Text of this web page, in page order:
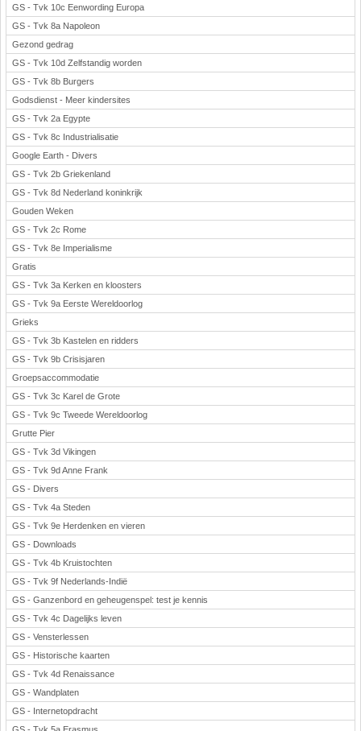
GS - Tvk 10c Eenwording Europa
GS - Tvk 8a Napoleon
Gezond gedrag
GS - Tvk 10d Zelfstandig worden
GS - Tvk 8b Burgers
Godsdienst - Meer kindersites
GS - Tvk 2a Egypte
GS - Tvk 8c Industrialisatie
Google Earth - Divers
GS - Tvk 2b Griekenland
GS - Tvk 8d Nederland koninkrijk
Gouden Weken
GS - Tvk 2c Rome
GS - Tvk 8e Imperialisme
Gratis
GS - Tvk 3a Kerken en kloosters
GS - Tvk 9a Eerste Wereldoorlog
Grieks
GS - Tvk 3b Kastelen en ridders
GS - Tvk 9b Crisisjaren
Groepsaccommodatie
GS - Tvk 3c Karel de Grote
GS - Tvk 9c Tweede Wereldoorlog
Grutte Pier
GS - Tvk 3d Vikingen
GS - Tvk 9d Anne Frank
GS - Divers
GS - Tvk 4a Steden
GS - Tvk 9e Herdenken en vieren
GS - Downloads
GS - Tvk 4b Kruistochten
GS - Tvk 9f Nederlands-Indië
GS - Ganzenbord en geheugenspel: test je kennis
GS - Tvk 4c Dagelijks leven
GS - Vensterlessen
GS - Historische kaarten
GS - Tvk 4d Renaissance
GS - Wandplaten
GS - Internetopdracht